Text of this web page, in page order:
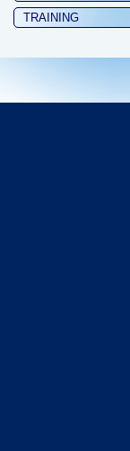
TRAINING